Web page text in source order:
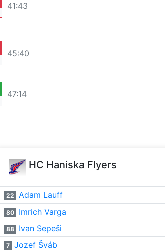
41:43
45:40
47:14
HC Haniska Flyers
22 Adam Lauff
80 Imrich Varga
88 Ivan Sepeši
7 Jozef Šváb